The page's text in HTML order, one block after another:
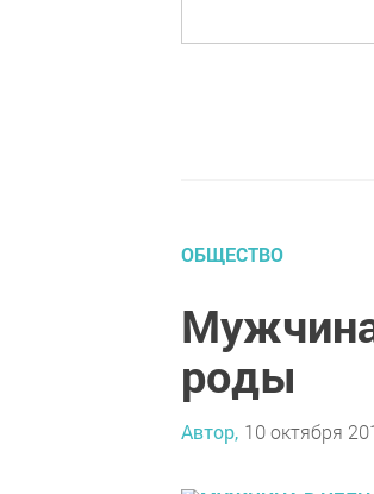
ОБЩЕСТВО
роды
Автор, 10 октября